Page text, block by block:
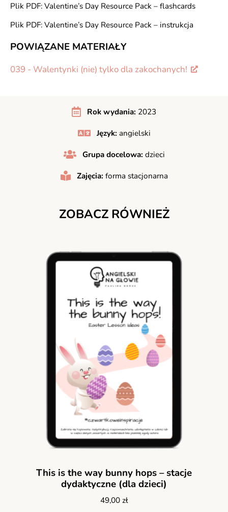
Plik PDF: Valentine’s Day Resource Pack – flashcards
Plik PDF: Valentine’s Day Resource Pack – instrukcja
POWIĄZANE MATERIAŁY
039 - Walentynki (nie) tylko dla zakochanych!
Rok wydania: 2023
Język: angielski
Grupa docelowa: dzieci
Zajęcia: forma stacjonarna
ZOBACZ RÓWNIEŻ
This is the way bunny hops – stacje
dydaktyczne (dla dzieci)
49,00 zł